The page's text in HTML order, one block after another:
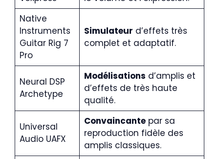
Native
Instruments
Guitar Rig 7
Pro
Simulateur d’effets très
complet et adaptatif.
Neural DSP
Archetype
Modélisations d’amplis et
d’effets de très haute
qualité.
Universal
Audio UAFX
Convaincantepar sa
reproduction fidèle des
amplis classiques.